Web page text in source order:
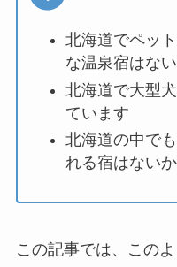
北海道でペッ
な温泉宿はな
北海道で大型
ています
北海道の中で
れる宿はないか
この記事では、この